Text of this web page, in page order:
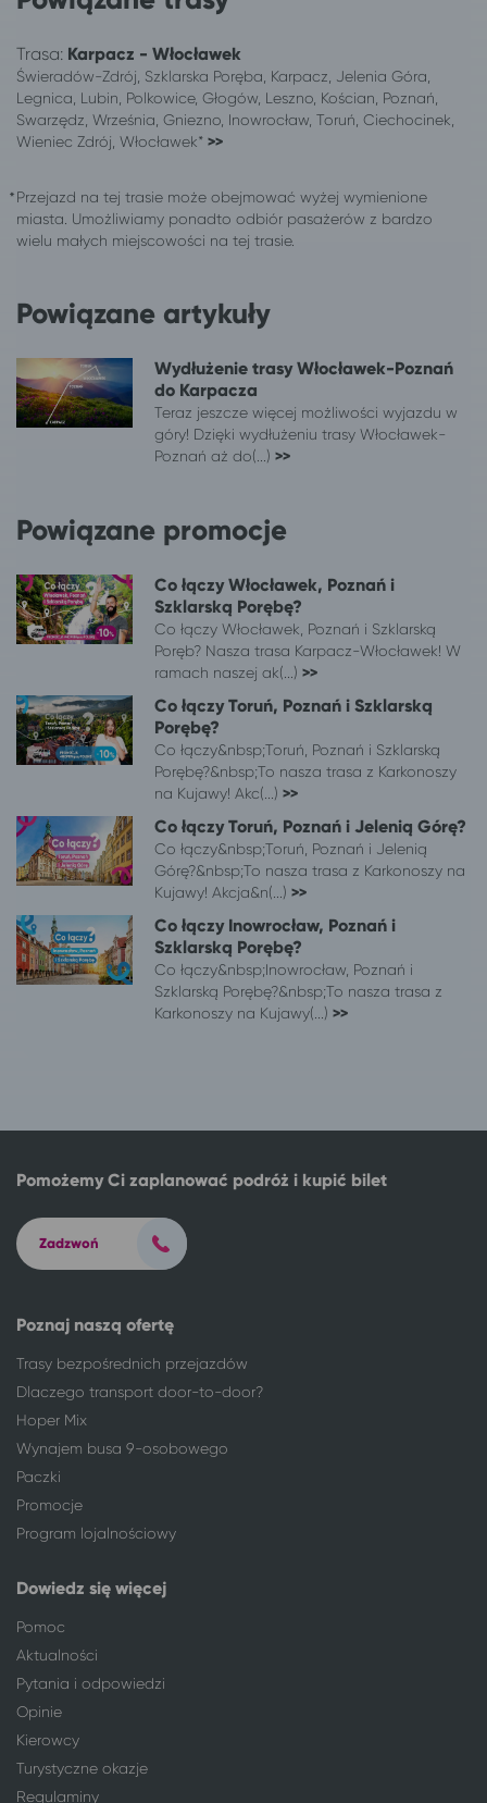
Tarnów
Karpacz
Toruń
Karpacz
Warszawa
Karpacz
Włocławek
Karpacz
Żyrardów
Karpacz
247 miejscowości
Szklarska Poręba
Gliwice
Szklarska Poręba
Katowice
Szklarska Poręba
Kraków
Szklarska Poręba
Łódź
Szklarska Poręba
Mysłowice
Szklarska Poręba
Ostrów Wielkopolski
Szklarska Poręba
Szklarska Poręba
Szklarska Poręba
Skierniewice
Szklarska Poręba
Sosnowiec
Szklarska Poręba
Tarnów
Toruń
Szklarska Poręba
Warszawa
Szklarska Poręba
Szklarska Poręba
Szklarska Poręba
Żyrardów
Szklarska Poręba
Trasa: Karpacz - Włocławek
Świeradów-Zdrój, Szklarska Poręba, Karpacz, Jelenia Góra,
Legnica, Lubin, Polkowice, Głogów, Leszno, Kościan, Poznań,
Swarzędz, Września, Gniezno, Inowrocław, Toruń, Ciechocinek,
Wieniec Zdrój, Włocławek* >>
Przejazd na tej trasie może obejmować wyżej wymienione
miasta. Umożliwiamy ponadto odbiór pasażerów z bardzo
wielu małych miejscowości na tej trasie.
Powiązane artykuły
Wydłużenie trasy Włocławek-Poznań
do Karpacza
Teraz jeszcze więcej możliwości wyjazdu w
góry! Dzięki wydłużeniu trasy Włocławek-
Poznań aż do(...) >>
Powiązane promocje
Co łączy Włocławek, Poznań i
Szklarską Porębę?
Co łączy Włocławek, Poznań i Szklarską
Poręb? Nasza trasa Karpacz-Włocławek! W
ramach naszej ak(...) >>
Co łączy Toruń, Poznań i Szklarską
Porębę?
Co łączy&nbsp;Toruń, Poznań i Szklarską
Porębę?&nbsp;To nasza trasa z Karkonoszy
na Kujawy! Akc(...) >>
Co łączy Toruń, Poznań i Jelenią Górę?
Co łączy&nbsp;Toruń, Poznań i Jelenią
Górę?&nbsp;To nasza trasa z Karkonoszy na
Kujawy! Akcja&n(...) >>
Co łączy Inowrocław, Poznań i
Szklarską Porębę?
Co łączy&nbsp;Inowrocław, Poznań i
Szklarską Porębę?&nbsp;To nasza trasa z
Karkonoszy na Kujawy(...) >>
Poznaj naszą ofertę
Trasy bezpośrednich przejazdów
Dlaczego transport door-to-door?
Hoper Mix
Wynajem busa 9-osobowego
Paczki
Promocje
Program lojalnościowy
Dowiedz się więcej
Pomoc
Aktualności
Pytania i odpowiedzi
Opinie
Kierowcy
Turystyczne okazje
Regulaminy
Pomożemy Ci zaplanować podróż i kupić bilet
Zadzwoń